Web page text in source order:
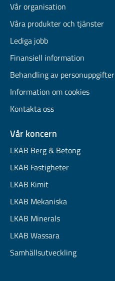
Vår organisation
Våra produkter och tjänster
Lediga jobb
Finansiell information
Behandling av personuppgifter
Information om cookies
Kontakta oss
Vår koncern
LKAB Berg & Betong
LKAB Fastigheter
LKAB Kimit
LKAB Mekaniska
LKAB Minerals
LKAB Wassara
Samhällsutveckling